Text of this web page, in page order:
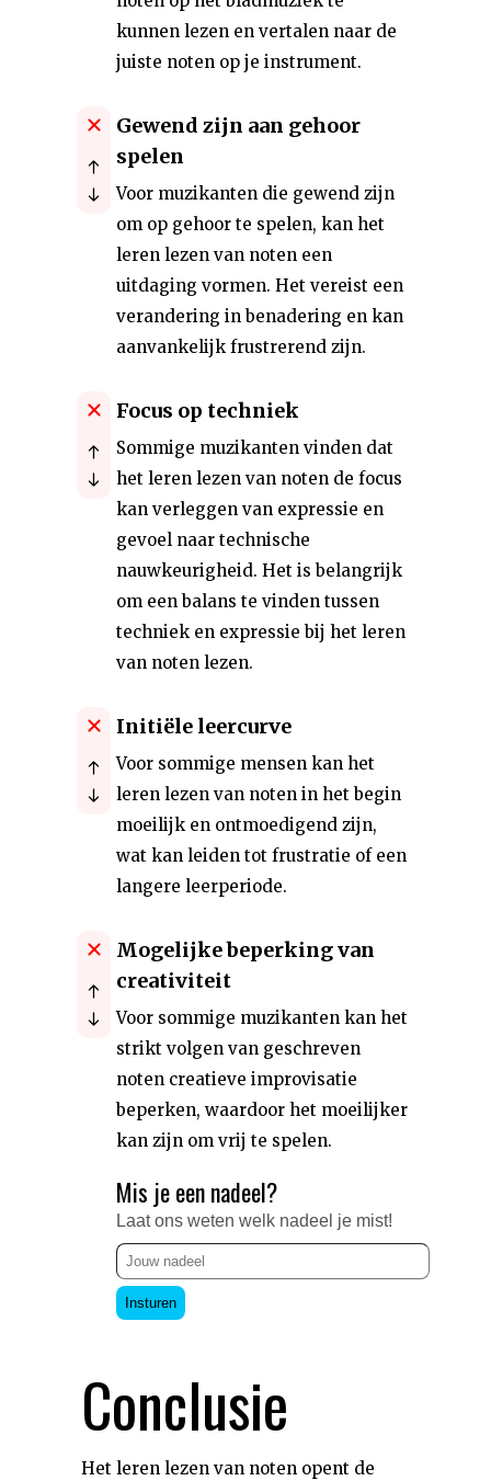
kunnen lezen en vertalen naar de
juiste noten op je instrument.
Gewend zijn aan gehoor
spelen
Voor muzikanten die gewend zijn
om op gehoor te spelen, kan het
leren lezen van noten een
uitdaging vormen. Het vereist een
verandering in benadering en kan
aanvankelijk frustrerend zijn.
Focus op techniek
Sommige muzikanten vinden dat
het leren lezen van noten de focus
kan verleggen van expressie en
gevoel naar technische
nauwkeurigheid. Het is belangrijk
om een balans te vinden tussen
techniek en expressie bij het leren
van noten lezen.
Initiële leercurve
Voor sommige mensen kan het
leren lezen van noten in het begin
moeilijk en ontmoedigend zijn,
wat kan leiden tot frustratie of een
langere leerperiode.
Mogelijke beperking van
creativiteit
Voor sommige muzikanten kan het
strikt volgen van geschreven
noten creatieve improvisatie
beperken, waardoor het moeilijker
kan zijn om vrij te spelen.
Mis je een nadeel?
Laat ons weten welk nadeel je mist!
Insturen
Conclusie
Het leren lezen van noten opent de